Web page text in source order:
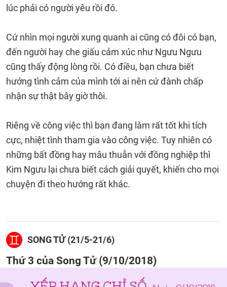
lúc phải có người yêu rồi đó.
Cứ nhìn mọi người xung quanh ai cũng có đôi có bạn,
đến người hay che giấu cảm xúc như Ngưu Ngưu
cũng thấy động lòng rồi. Có điều, bạn chưa biết
hướng tình cảm của mình tới ai nên cứ đành chấp
nhận sự thật bây giờ thôi.
Riêng về công việc thì bạn đang làm rất tốt khi tích
cực, nhiệt tình tham gia vào công việc. Tuy nhiên có
những bất đồng hay mâu thuẫn với đồng nghiệp thì
Kim Ngưu lại chưa biết cách giải quyết, khiến cho mọi
chuyện đi theo hướng rất khác.
SONG TỬ (21/5-21/6)
Thứ 3 của Song Tử (9/10/2018)